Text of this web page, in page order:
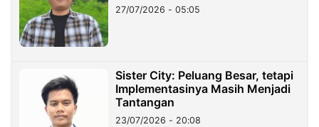
27/07/2026 - 05:05
Sister City: Peluang Besar, tetapi
Implementasinya Masih Menjadi
Tantangan
23/07/2026 - 20:08